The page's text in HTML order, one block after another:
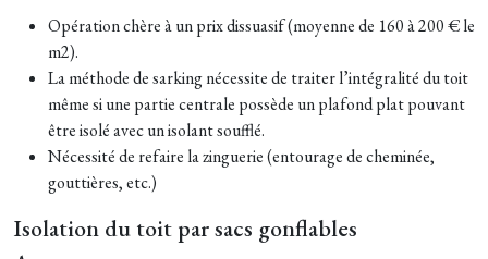
Opération chère à un prix dissuasif (moyenne de 160 à 200 € le
m2).
La méthode de sarking nécessite de traiter l’intégralité du toit
même si une partie centrale possède un plafond plat pouvant
être isolé avec un isolant soufflé.
Nécessité de refaire la zinguerie (entourage de cheminée,
gouttières, etc.)
Isolation du toit par sacs gonflables